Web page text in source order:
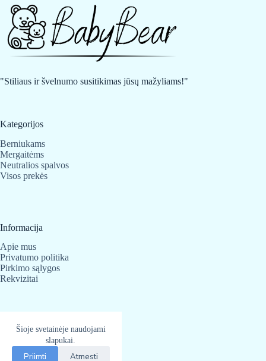
Šioje svetainėje naudojami
slapukai.
Priimti Atmesti
"Stiliaus ir švelnumo susitikimas jūsų mažyliams!"
Kategorijos
Berniukams
Mergaitėms
Neutralios spalvos
Visos prekės
Informacija
Apie mus
Privatumo politika
Pirkimo sąlygos
Rekvizitai
Kontaktai
Telefonas:
+370 683 25 820